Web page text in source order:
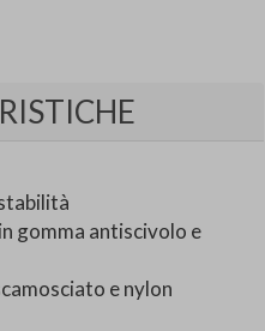
gomma antiscivolo e
e nylon